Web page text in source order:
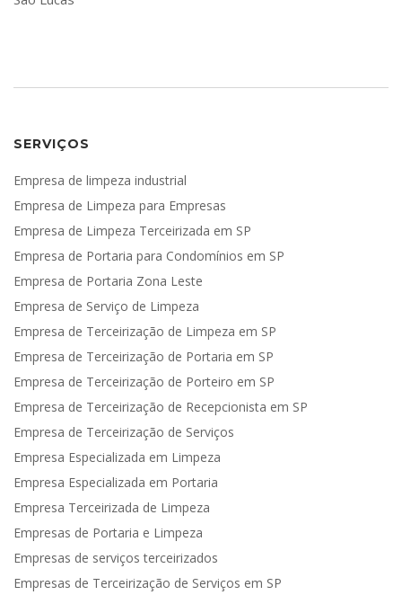
SERVIÇOS
Empresa de limpeza industrial
Empresa de Limpeza para Empresas
Empresa de Limpeza Terceirizada em SP
Empresa de Portaria para Condomínios em SP
Empresa de Portaria Zona Leste
Empresa de Serviço de Limpeza
Empresa de Terceirização de Limpeza em SP
Empresa de Terceirização de Portaria em SP
Empresa de Terceirização de Porteiro em SP
Empresa de Terceirização de Recepcionista em SP
Empresa de Terceirização de Serviços
Empresa Especializada em Limpeza
Empresa Especializada em Portaria
Empresa Terceirizada de Limpeza
Empresas de Portaria e Limpeza
Empresas de serviços terceirizados
Empresas de Terceirização de Serviços em SP